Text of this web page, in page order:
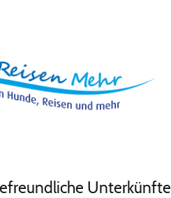
Unterkünfte